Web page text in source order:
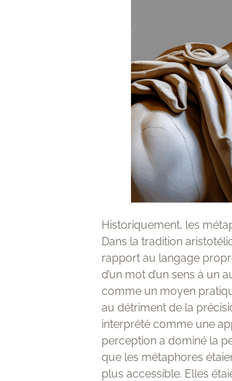
Historiquement, les
Dans la tradition
rapport au langage
d’un mot d’un sens à un
comme un moyen
au détriment de la
interprété comme une
perception a dominé la
que les métaphores
plus accessible. Elles